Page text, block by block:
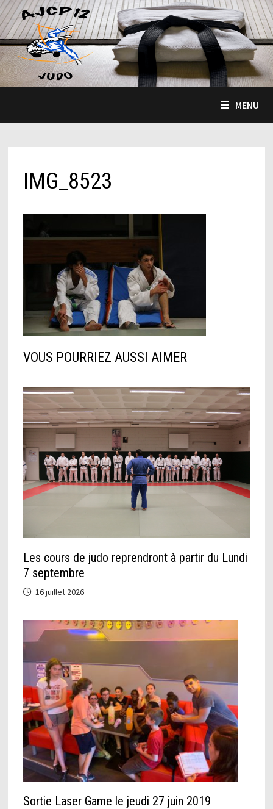
Passer
au
contenu
MENU
IMG_8523
VOUS POURRIEZ AUSSI AIMER
Les cours de judo reprendront à partir du Lundi
7 septembre
16 juillet 2026
Sortie Laser Game le jeudi 27 juin 2019